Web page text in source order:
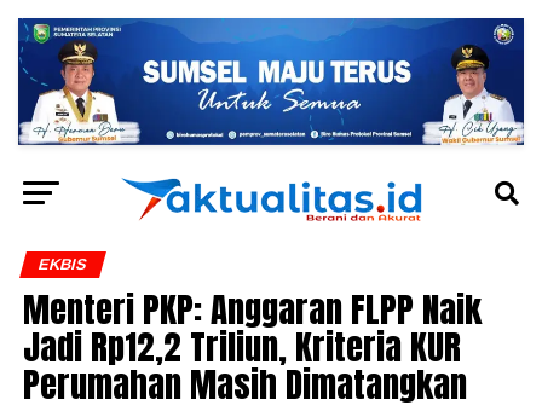
EKBIS
Menteri PKP: Anggaran FLPP Naik
Jadi Rp12,2 Triliun, Kriteria KUR
Perumahan Masih Dimatangkan